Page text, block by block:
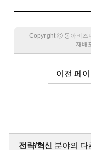
Copyright Ⓒ 동아비즈
재배
이전 페이
전략/혁신 분야의 다